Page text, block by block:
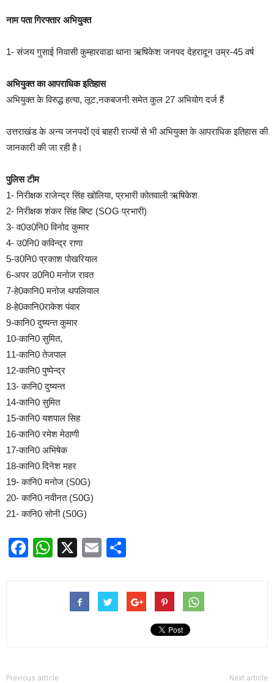
नाम पता गिरफ्तार अभियुक्त
1- संजय गुसाई निवासी कुम्हारवाडा थाना ऋषिकेश जनपद देहरादून उम्र-45 वर्ष
अभियुक्त का आपराधिक इतिहास
अभियुक्त के विरुद्ध हत्या, लूट,नकबजनी समेत कुल 27 अभियोग दर्ज हैं
उत्तराखंड के अन्य जनपदों एवं बाहरी राज्यों से भी अभियुक्त के आपराधिक इतिहास की
जानकारी की जा रही है।
पुलिस टीम
1- निरीक्षक राजेन्द्र सिंह खोलिया, प्रभारी कोतवाली ऋषिकेश
2- निरीक्षक शंकर सिंह बिष्ट (SOG प्रभारी)
3- व0उ0नि0 विनोद कुमार
4- उ0नि0 कविन्द्र राणा
5-उ0नि0 प्रकाश पोखरियाल
6-अपर उ0नि0 मनोज रावत
7-हे0कानि0 मनोज थपलियाल
8-हे0कानि0राकेश पंवार
9-कानि0 दुष्यन्त कुमार
10-कानि0 सुमित,
11-कानि0 तेजपाल
12-कानि0 पुष्पेन्द्र
13- कानि0 दुष्यन्त
14-कानि0 सुमित
15-कानि0 यशपाल सिह
16-कानि0 रमेश मेठाणी
17-कानि0 अभिषेक
18-कानि0 दिनेश महर
19- कानि0 मनोज (S0G)
20- कानि0 नवीनत (S0G)
21- कानि0 सोनी (S0G)
Facebook
WhatsApp
X Email
Previous article Next article